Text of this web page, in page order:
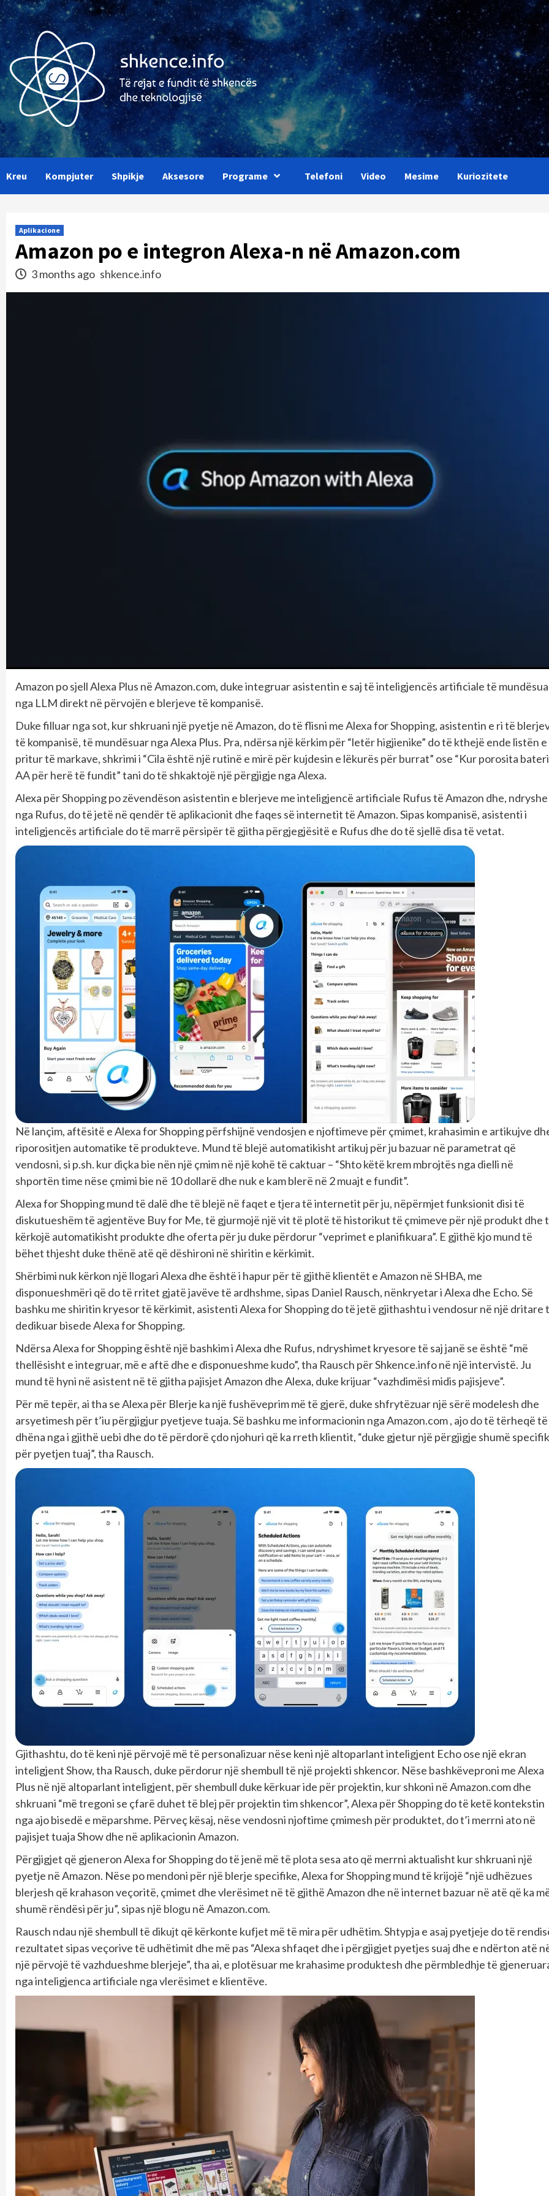
Skip
to
content
Kreu Kompjuter Shpikje Aksesore Programe Telefoni Video Mesime Kuriozitete
Aplikacione
Amazon po e integron Alexa-n në Amazon.com
3 months ago shkence.info
Amazon po sjell Alexa Plus në Amazon.com, duke integruar asistentin e saj të inteligjencës artificiale të
nga LLM direkt në përvojën e blerjeve të kompanisë.
Duke filluar nga sot, kur shkruani një pyetje në Amazon, do të flisni me Alexa for Shopping, asistentin e ri të
të kompanisë, të mundësuar nga Alexa Plus. Pra, ndërsa një kërkim për “letër higjienike” do të kthejë ende listën e
pritur të markave, shkrimi i “Cila është një rutinë e mirë për kujdesin e lëkurës për burrat” ose “Kur porosita bateri
AA për herë të fundit” tani do të shkaktojë një përgjigje nga Alexa.
Alexa për Shopping po zëvendëson asistentin e blerjeve me inteligjencë artificiale Rufus të Amazon dhe, ndryshe
nga Rufus, do të jetë në qendër të aplikacionit dhe faqes së internetit të Amazon. Sipas kompanisë, asistenti i
inteligjencës artificiale do të marrë përsipër të gjitha përgjegjësitë e Rufus dhe do të sjellë disa të vetat.
Në lançim, aftësitë e Alexa for Shopping përfshijnë vendosjen e njoftimeve për çmimet, krahasimin e artikujve
riporositjen automatike të produkteve. Mund të blejë automatikisht artikuj për ju bazuar në parametrat që
vendosni, si p.sh. kur diçka bie nën një çmim në një kohë të caktuar – “Shto këtë krem ​​mbrojtës nga dielli në
shportën time nëse çmimi bie në 10 dollarë dhe nuk e kam blerë në 2 muajt e fundit”.
Alexa for Shopping mund të dalë dhe të blejë në faqet e tjera të internetit për ju, nëpërmjet funksionit disi të
diskutueshëm të agjentëve Buy for Me, të gjurmojë një vit të plotë të historikut të çmimeve për një produkt dhe
kërkojë automatikisht produkte dhe oferta për ju duke përdorur “veprimet e planifikuara”. E gjithë kjo mund të
bëhet thjesht duke thënë atë që dëshironi në shiritin e kërkimit.
Shërbimi nuk kërkon një llogari Alexa dhe është i hapur për të gjithë klientët e Amazon në SHBA, me
disponueshmëri që do të rritet gjatë javëve të ardhshme, sipas Daniel Rausch, nënkryetar i Alexa dhe Echo. Së
bashku me shiritin kryesor të kërkimit, asistenti Alexa for Shopping do të jetë gjithashtu i vendosur në një dritare
dedikuar bisede Alexa for Shopping.
Ndërsa Alexa for Shopping është një bashkim i Alexa dhe Rufus, ndryshimet kryesore të saj janë se është “më
thellësisht e integruar, më e aftë dhe e disponueshme kudo”, tha Rausch për Shkence.info në një intervistë. Ju
mund të hyni në asistent në të gjitha pajisjet Amazon dhe Alexa, duke krijuar “vazhdimësi midis pajisjeve”.
Për më tepër, ai tha se Alexa për Blerje ka një fushëveprim më të gjerë, duke shfrytëzuar një sërë modelesh dhe
arsyetimesh për t’iu përgjigjur pyetjeve tuaja. Së bashku me informacionin nga Amazon.com , ajo do të tërheqë të
dhëna nga i gjithë uebi dhe do të përdorë çdo njohuri që ka rreth klientit, “duke gjetur një përgjigje shumë
për pyetjen tuaj”, tha Rausch.
Gjithashtu, do të keni një përvojë më të personalizuar nëse keni një altoparlant inteligjent Echo ose një ekran
inteligjent Show, tha Rausch, duke përdorur një shembull të një projekti shkencor. Nëse bashkëveproni me Alexa
Plus në një altoparlant inteligjent, për shembull duke kërkuar ide për projektin, kur shkoni në Amazon.com dhe
shkruani “më tregoni se çfarë duhet të blej për projektin tim shkencor”, Alexa për Shopping do të ketë kontekstin
nga ajo bisedë e mëparshme. Përveç kësaj, nëse vendosni njoftime çmimesh për produktet, do t’i merrni ato në
pajisjet tuaja Show dhe në aplikacionin Amazon.
Përgjigjet që gjeneron Alexa for Shopping do të jenë më të plota sesa ato që merrni aktualisht kur shkruani një
pyetje në Amazon. Nëse po mendoni për një blerje specifike, Alexa for Shopping mund të krijojë “një udhëzues
blerjesh që krahason veçoritë, çmimet dhe vlerësimet në të gjithë Amazon dhe në internet bazuar në atë që ka
shumë rëndësi për ju”, sipas një blogu në Amazon.com.
Rausch ndau një shembull të dikujt që kërkonte kufjet më të mira për udhëtim. Shtypja e asaj pyetjeje do të
rezultatet sipas veçorive të udhëtimit dhe më pas “Alexa shfaqet dhe i përgjigjet pyetjes suaj dhe e ndërton atë
një përvojë të vazhdueshme blerjeje”, tha ai, e plotësuar me krahasime produktesh dhe përmbledhje të
nga inteligjenca artificiale nga vlerësimet e klientëve.